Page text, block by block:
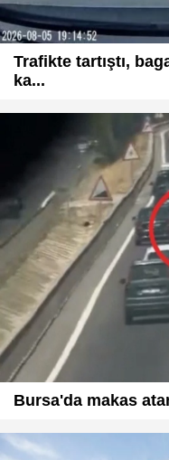
Trafikte tartıştı,
ka...
Bursa'da makas